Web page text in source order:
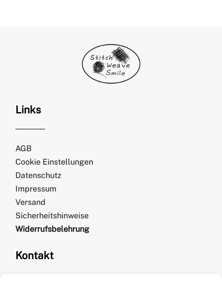
Links
AGB
Cookie Einstellungen
Datenschutz
Impressum
Versand
Sicherheitshinweise
Widerrufsbelehrung
Kontakt